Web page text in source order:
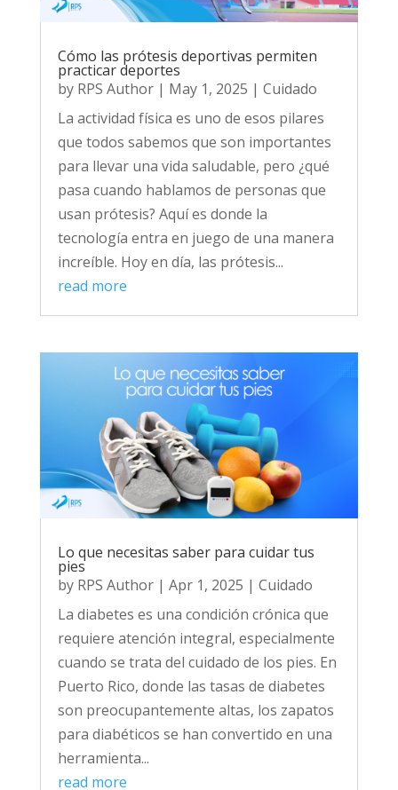
Cómo las prótesis deportivas permiten
practicar deportes
by RPS Author| May 1, 2025 | Cuidado
La actividad física es uno de esos pilares
que todos sabemos que son importantes
para llevar una vida saludable, pero ¿qué
pasa cuando hablamos de personas que
usan prótesis? Aquí es donde la
tecnología entra en juego de una manera
increíble. Hoy en día, las prótesis...
read more
Lo que necesitas saber para cuidar tus
pies
by RPS Author| Apr 1, 2025 | Cuidado
La diabetes es una condición crónica que
requiere atención integral, especialmente
cuando se trata del cuidado de los pies. En
Puerto Rico, donde las tasas de diabetes
son preocupantemente altas, los zapatos
para diabéticos se han convertido en una
herramienta...
read more